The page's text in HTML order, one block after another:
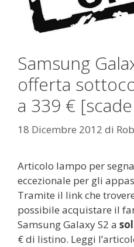
Samsung
offerta
a 339 €
18 Dicembre 2012 di
Articolo lampo per
eccezionale per gli
Tramite il link che
possibile acquistare il
Samsung Galaxy S2 a
€ di listino. Leggi